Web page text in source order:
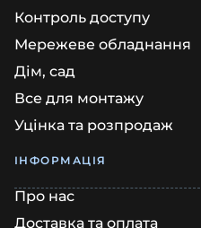
Контроль доступу
Мережеве обладнання
Дім, сад
Все для монтажу
Уцінка та розпродаж
ІНФОРМАЦІЯ
Про нас
Доставка та оплата